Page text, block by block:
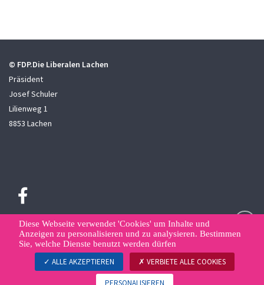
© FDP.Die Liberalen Lachen
Präsident
Josef Schuler
Lilienweg 1
8853 Lachen
Sitemap Kontakt Datenschutzerklärung Datenverwaltung
© FDP.Die Liberalen
Diese Webseite verwendet 'Cookies' um Inhalte und
Anzeigen zu personalisieren und zu analysieren. Bestimmen
Sie, welche Dienste benutzt werden dürfen
ALLE AKZEPTIEREN VERBIETE ALLE COOKIES
PERSONALISIEREN